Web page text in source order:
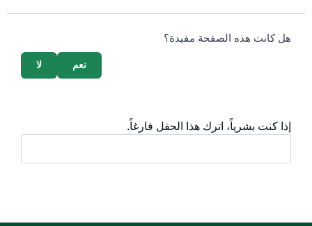
survey_v2
هل كانت هذه الصفحة مفيدة؟
لا نعم
إذا كنت بشرياً، اترك هذا الحقل فارغاً.